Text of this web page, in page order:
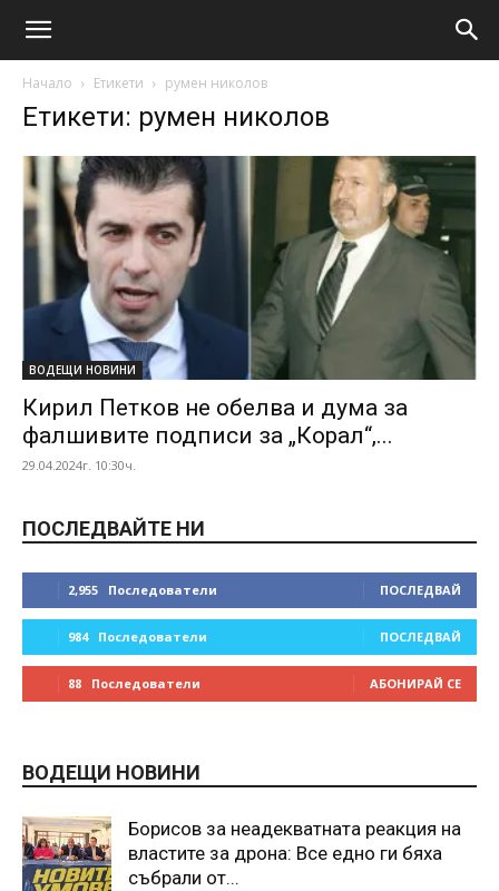
Начало Етикети румен николов
Етикети: румен николов
ВОДЕЩИ НОВИНИ
Кирил Петков не обелва и дума за
фалшивите подписи за „Корал“,...
29.04.2024г. 10:30ч.
ПОСЛЕДВАЙТЕ НИ
2,955 Последователи ПОСЛЕДВАЙ
984 Последователи ПОСЛЕДВАЙ
88 Последователи АБОНИРАЙ СЕ
ВОДЕЩИ НОВИНИ
Борисов за неадекватната реакция на
властите за дрона: Все едно ги бяха
събрали от...